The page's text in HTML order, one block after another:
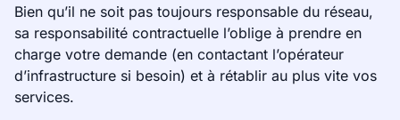
Bien qu’il ne soit pas toujours responsable du réseau,
sa responsabilité contractuelle l’oblige à prendre en
charge votre demande (en contactant l’opérateur
d’infrastructure si besoin) et à rétablir au plus vite vos
services.